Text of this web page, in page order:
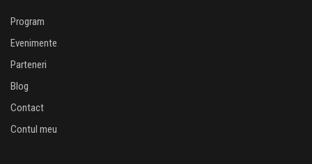
Program
Evenimente
Parteneri
Blog
Contact
Contul meu